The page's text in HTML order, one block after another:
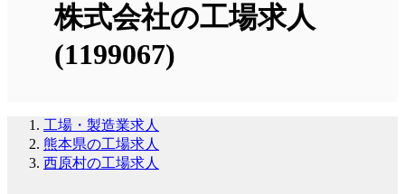
株式会社の工場求人
(1199067)
工場・製造業求人
熊本県の工場求人
西原村の工場求人